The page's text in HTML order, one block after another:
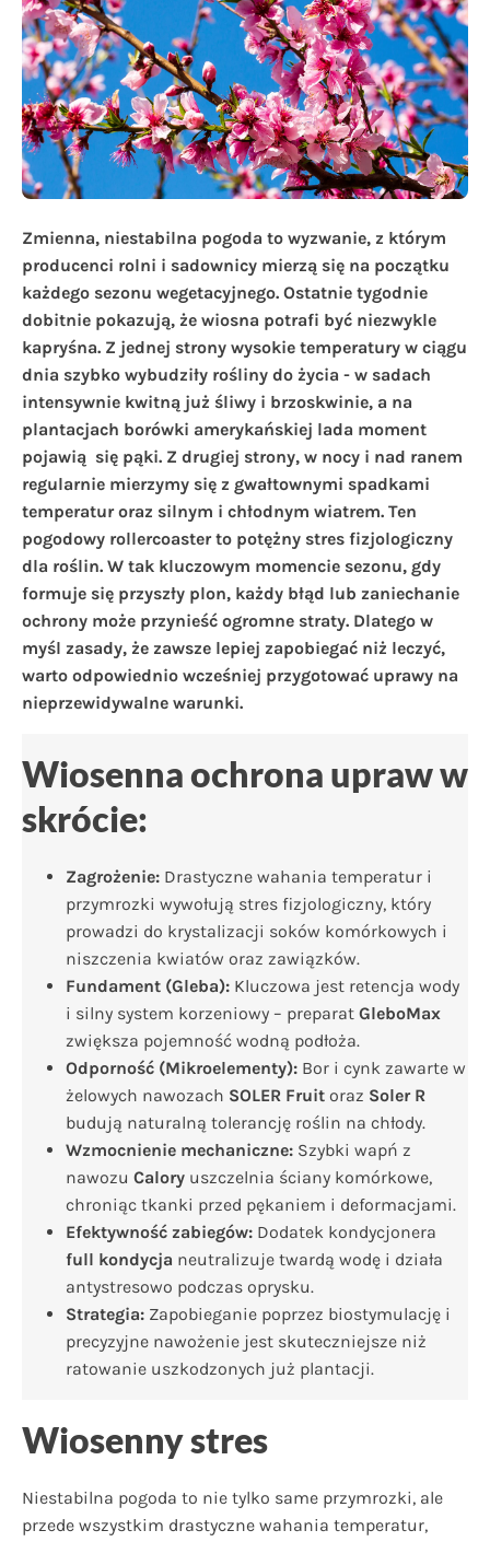
Zmienna, niestabilna pogoda to wyzwanie, z którym
producenci rolni i sadownicy mierzą się na początku
każdego sezonu wegetacyjnego. Ostatnie tygodnie
dobitnie pokazują, że wiosna potrafi być niezwykle
kapryśna. Z jednej strony wysokie temperatury w ciągu
dnia szybko wybudziły rośliny do życia - w sadach
intensywnie kwitną już śliwy i brzoskwinie, a na
plantacjach borówki amerykańskiej lada moment
pojawią się pąki. Z drugiej strony, w nocy i nad ranem
regularnie mierzymy się z gwałtownymi spadkami
temperatur oraz silnym i chłodnym wiatrem. Ten
pogodowy rollercoaster to potężny stres fizjologiczny
dla roślin. W tak kluczowym momencie sezonu, gdy
formuje się przyszły plon, każdy błąd lub zaniechanie
ochrony może przynieść ogromne straty. Dlatego w
myśl zasady, że zawsze lepiej zapobiegać niż leczyć,
warto odpowiednio wcześniej przygotować uprawy na
nieprzewidywalne warunki.
Wiosenna ochrona upraw w
skrócie:
Zagrożenie: Drastyczne wahania temperatur i
przymrozki wywołują stres fizjologiczny, który
prowadzi do krystalizacji soków komórkowych i
niszczenia kwiatów oraz zawiązków.
Fundament (Gleba): Kluczowa jest retencja wody
i silny system korzeniowy – preparat GleboMax
zwiększa pojemność wodną podłoża.
Odporność (Mikroelementy): Bor i cynk zawarte w
żelowych nawozach SOLER Fruit oraz Soler R
budują naturalną tolerancję roślin na chłody.
Wzmocnienie mechaniczne: Szybki wapń z
nawozu Calory uszczelnia ściany komórkowe,
chroniąc tkanki przed pękaniem i deformacjami.
Efektywność zabiegów: Dodatek kondycjonera
full kondycja neutralizuje twardą wodę i działa
antystresowo podczas oprysku.
Strategia: Zapobieganie poprzez biostymulację i
precyzyjne nawożenie jest skuteczniejsze niż
ratowanie uszkodzonych już plantacji.
Wiosenny stres
Niestabilna pogoda to nie tylko same przymrozki, ale
przede wszystkim drastyczne wahania temperatur,